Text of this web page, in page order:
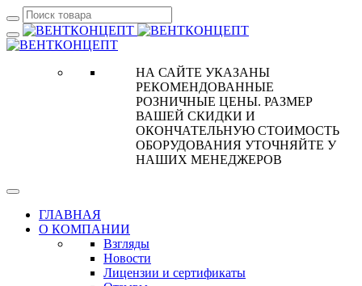
НА САЙТЕ УКАЗАНЫ
РЕКОМЕНДОВАННЫЕ
РОЗНИЧНЫЕ ЦЕНЫ. РАЗМЕР
ВАШЕЙ СКИДКИ И
ОКОНЧАТЕЛЬНУЮ СТОИМОСТЬ
ОБОРУДОВАНИЯ УТОЧНЯЙТЕ У
НАШИХ МЕНЕДЖЕРОВ
ГЛАВНАЯ
О КОМПАНИИ
Взгляды
Новости
Лицензии и сертификаты